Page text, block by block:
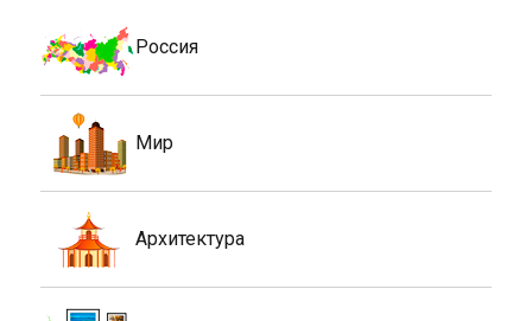
Россия
Мир
Архитектура